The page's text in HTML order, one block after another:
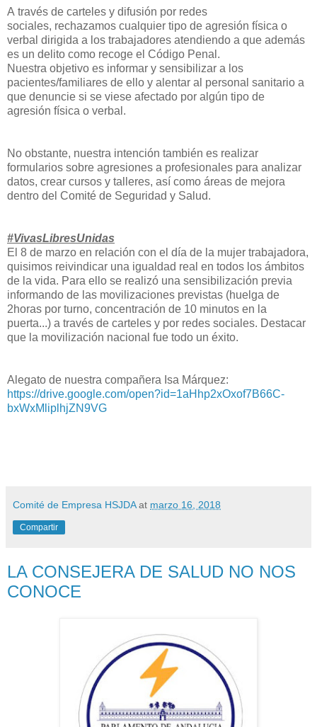
A través de carteles y difusión por redes
sociales, rechazamos cualquier tipo de agresión física o
verbal dirigida a los trabajadores atendiendo a que además
es un delito como recoge el Código Penal.
Nuestra objetivo es informar y sensibilizar a los
pacientes/familiares de ello y alentar al personal sanitario a
que denuncie si se viese afectado por algún tipo de
agresión física o verbal.
No obstante, nuestra intención también es realizar
formularios sobre agresiones a profesionales para analizar
datos, crear cursos y talleres, así como áreas de mejora
dentro del Comité de Seguridad y Salud.
#VivasLibresUnidas
El 8 de marzo en relación con el día de la mujer trabajadora,
quisimos reivindicar una igualdad real en todos los ámbitos
de la vida. Para ello se realizó una sensibilización previa
informando de las movilizaciones previstas (huelga de
2horas por turno, concentración de 10 minutos en la
puerta...) a través de carteles y por redes sociales. Destacar
que la movilización nacional fue todo un éxito.
Alegato de nuestra compañera Isa Márquez:
https://drive.google.com/open?id=1aHhp2xOxof7B66C-
bxWxMliplhjZN9VG
Comité de Empresa HSJDA at marzo 16, 2018
Compartir
LA CONSEJERA DE SALUD NO NOS
CONOCE